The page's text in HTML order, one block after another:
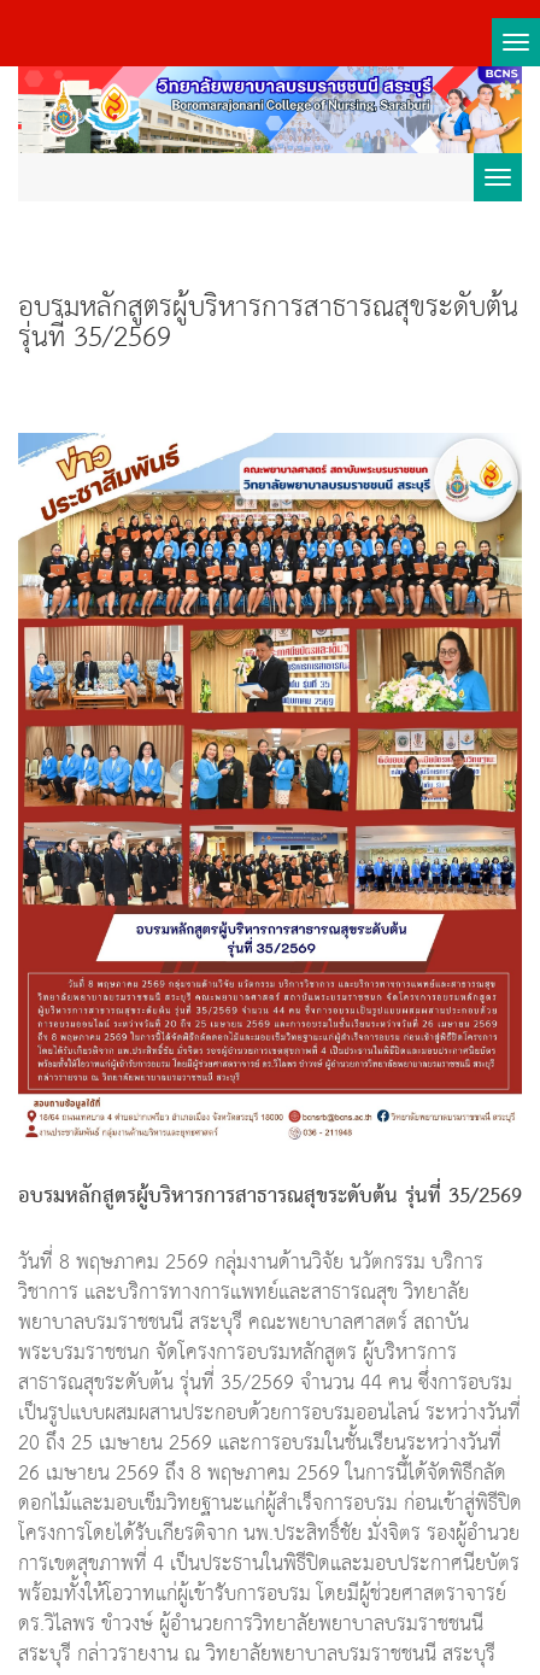
อบรมหลักสูตรผู้บริหารการสาธารณสุขระดับต้น
รุ่นที่ 35/2569
อบรมหลักสูตรผู้บริหารการสาธารณสุขระดับต้น รุ่นที่ 35/2569
วันที่ 8 พฤษภาคม 2569 กลุ่มงานด้านวิจัย นวัตกรรม บริการ
วิชาการ และบริการทางการแพทย์และสาธารณสุข วิทยาลัย
พยาบาลบรมราชชนนี สระบุรี คณะพยาบาลศาสตร์ สถาบัน
พระบรมราชชนก จัดโครงการอบรมหลักสูตร ผู้บริหารการ
สาธารณสุขระดับต้น รุ่นที่ 35/2569 จำนวน 44 คน ซึ่งการอบรม
เป็นรูปแบบผสมผสานประกอบด้วยการอบรมออนไลน์ ระหว่างวันที่
20 ถึง 25 เมษายน 2569 และการอบรมในชั้นเรียนระหว่างวันที่
26 เมษายน 2569 ถึง 8 พฤษภาคม 2569 ในการนี้ได้จัดพิธีกลัด
ดอกไม้และมอบเข็มวิทยฐานะแก่ผู้สำเร็จการอบรม ก่อนเข้าสู่พิธีปิด
โครงการโดยได้รับเกียรติจาก นพ.ประสิทธิ์ชัย มั่งจิตร รองผู้อำนวย
การเขตสุขภาพที่ 4 เป็นประธานในพิธีปิดและมอบประกาศนียบัตร
พร้อมทั้งให้โอวาทแก่ผู้เข้ารับการอบรม โดยมีผู้ช่วยศาสตราจารย์
ดร.วิไลพร ขำวงษ์ ผู้อำนวยการวิทยาลัยพยาบาลบรมราชชนนี
สระบุรี กล่าวรายงาน ณ วิทยาลัยพยาบาลบรมราชชนนี สระบุรี